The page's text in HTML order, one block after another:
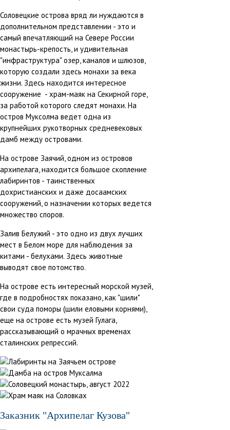
Соловецкие острова вряд ли нуждаются в
дополнительном представлении - это и
самый впечатляющий на Севере России
монастырь-крепость, и удивительная
"инфраструктура" озер, каналов и шлюзов,
которую создали здесь монахи за века
жизни. Здесь находится интересное
сооружение - храм-маяк на Секирной горе,
за работой которого следят монахи. На
остров Муксолма ведет одна из
крупнейших рукотворных средневековых
дамб между островами.
На острове Заячий, одном из островов
архипелага, находится большое скопление
лабиринтов - таинственных
дохристианских и даже досаамских
сооружений, о назначении которых ведется
множество споров.
Залив Белужий - это одно из двух лучших
мест в Белом море для наблюдения за
китами - белухами. Здесь животные
выводят свое потомство.
На острове есть интересный морской музей,
где в подробностях показано, как "шили"
свои суда поморы (шили еловыми корнями),
еще на острове есть музей Гулага,
рассказывающий о мрачных временах
сталинских репрессий.
Заказник "Архипелаг Кузова"